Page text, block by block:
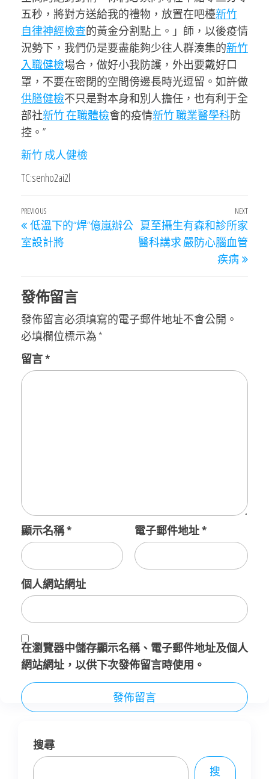
五秒，將對方送給我的禮物，放置在吧檯新竹
自律神經檢查的黃金分割點上。」師，以後疫情
況勢下，我們仍是要盡能夠少往人群湊集的新竹
入職健檢場合，做好小我防護，外出要戴好口
罩，不要在密閉的空間傍邊長時光逗留。如許做
供膳健檢不只是對本身和別人擔任，也有利于全
部社新竹 在職體檢會的疫情新竹 職業醫學科防
控。”
新竹 成人健檢
TC:senho2ai2l
文
章
導
Previous
Post
PREVIOUS
低溫下的“焊”億嵐辦公
室設計將
Next
Post
NEXT
夏至攝生有森和診所家
醫科講求 嚴防心腦血管
疾病
發佈留言
發佈留言必須填寫的電子郵件地址不會公開。
必填欄位標示為 *
留言*
顯示名稱* 電子郵件地址*
個人網站網址
在瀏覽器中儲存顯示名稱、電子郵件地址及個人
網站網址，以供下次發佈留言時使用。
搜尋
搜